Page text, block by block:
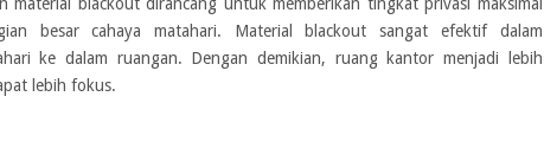
besar cahaya matahari. Material blackout sangat efektif dalam
ke dalam ruangan. Dengan demikian, ruang kantor menjadi lebih
lebih fokus.